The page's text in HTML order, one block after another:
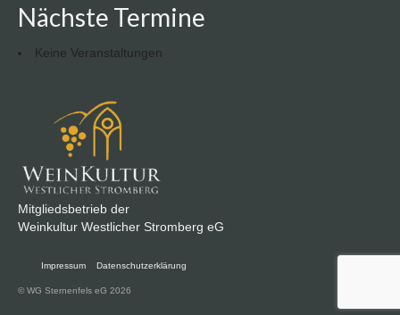
Nächste Termine
Keine Veranstaltungen
Mitgliedsbetrieb der
Weinkultur Westlicher Stromberg eG
Impressum Datenschutzerklärung
© WG Sternenfels eG 2026